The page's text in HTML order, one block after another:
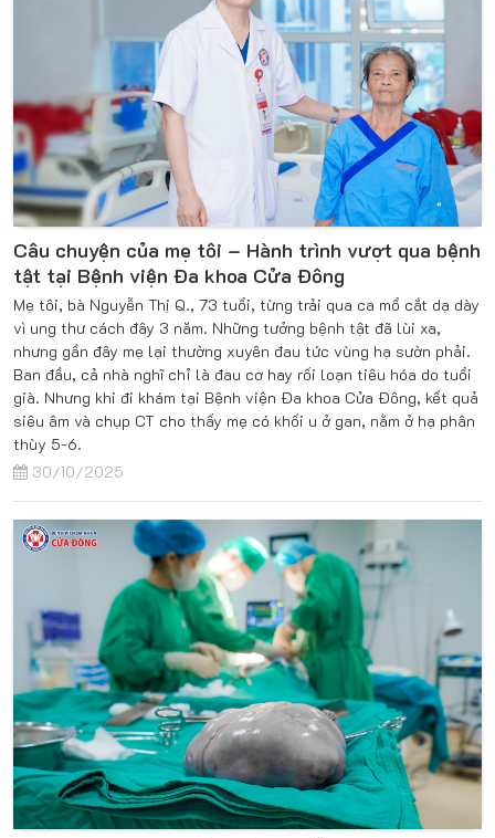
Câu chuyện của mẹ tôi – Hành trình vượt qua bệnh
tật tại Bệnh viện Đa khoa Cửa Đông
Mẹ tôi, bà Nguyễn Thị Q., 73 tuổi, từng trải qua ca mổ cắt dạ dày
vì ung thư cách đây 3 năm. Những tưởng bệnh tật đã lùi xa,
nhưng gần đây mẹ lại thường xuyên đau tức vùng hạ sườn phải.
Ban đầu, cả nhà nghĩ chỉ là đau cơ hay rối loạn tiêu hóa do tuổi
già. Nhưng khi đi khám tại Bệnh viện Đa khoa Cửa Đông, kết quả
siêu âm và chụp CT cho thấy mẹ có khối u ở gan, nằm ở hạ phân
thùy 5-6.
30/10/2025